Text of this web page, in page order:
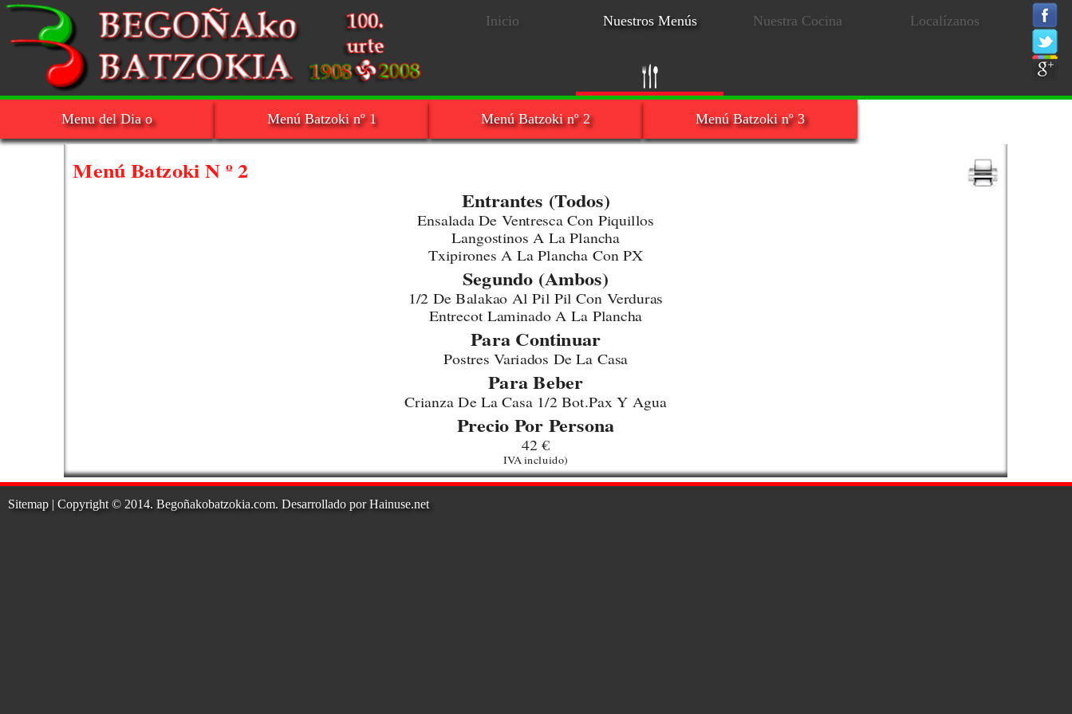
Inicio Nuestros Menús Nuestra Cocina Localízanos
Menu del Dia o Menú Batzoki nº 1 Menú Batzoki nº 2 Menú Batzoki nº 3
Menú Batzoki N º 2
Entrantes (Todos)
Ensalada De Ventresca Con Piquillos
Langostinos A La Plancha
Txipirones A La Plancha Con PX
Segundo (Ambos)
1/2 De Balakao Al Pil Pil Con Verduras
Entrecot Laminado A La Plancha
Para Continuar
Postres Variados De La Casa
Para Beber
Crianza De La Casa 1/2 Bot.Pax Y Agua
Precio Por Persona
42 €
IVA incluido)
Sitemap | Copyright © 2014. Begoñakobatzokia.com. Desarrollado por Hainuse.net